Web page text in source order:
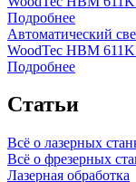
Подробнее
Автоматический
WoodTec HBM
Подробнее
Статьи
Всё о лазерных
Всё о фрезерных
Лазерная обработка